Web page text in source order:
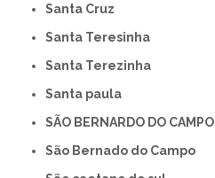
Santa Cruz
Santa Teresinha
Santa Terezinha
Santa paula
SÃO BERNARDO DO CAMPO
São Bernado do Campo